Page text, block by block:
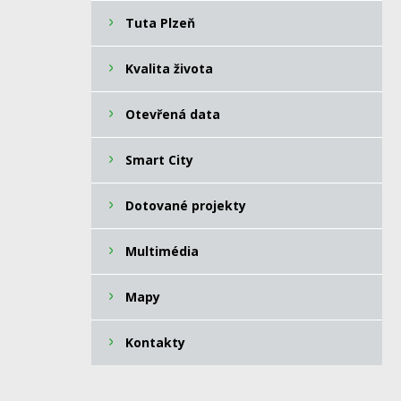
Tuta Plzeň
Kvalita života
Otevřená data
Smart City
Dotované projekty
Multimédia
Mapy
Kontakty